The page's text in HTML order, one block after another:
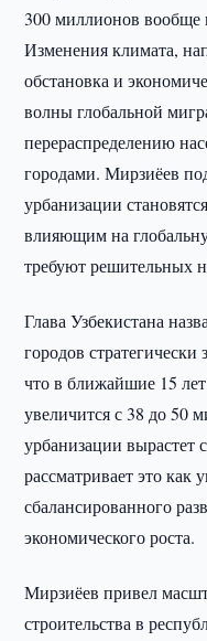
300 миллионов
Изменения климата,
обстановка и
волны глобальной
перераспределению
городами. Мирзиёев
урбанизации
влияющим на
требуют решительных
Глава Узбекистана
городов
что в ближайшие 15
увеличится с 38 до 50
урбанизации вырастет
рассматривает это
сбалансированного
экономического роста.
Мирзиёев привел
строительства в